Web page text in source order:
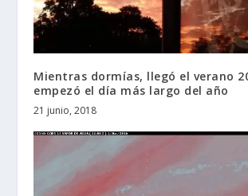
Mientras dormías, llegó el verano
empezó el día más largo del año
21 junio, 2018